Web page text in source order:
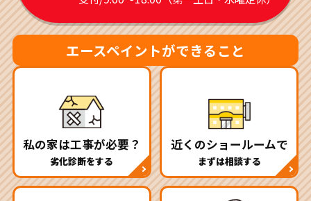
エースペイントができること
私の家は工事が必要？
劣化診断をする
近くのショールームで
まずは相談する